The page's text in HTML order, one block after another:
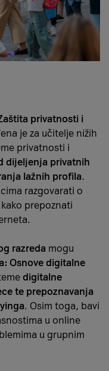
privatnosti i
je za učitelje nižih
privatnosti i
dijeljenja privatnih
lažnih profila.
razgovarati o
prepoznati
razreda mogu
Osnove digitalne
digitalne
te prepoznavanja
. Osim toga, bavi
u online
u grupnim